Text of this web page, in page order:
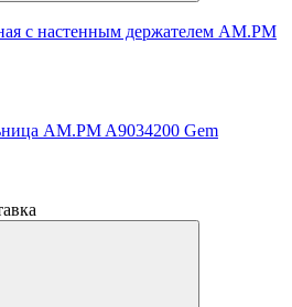
с настенным держателем AM.PM